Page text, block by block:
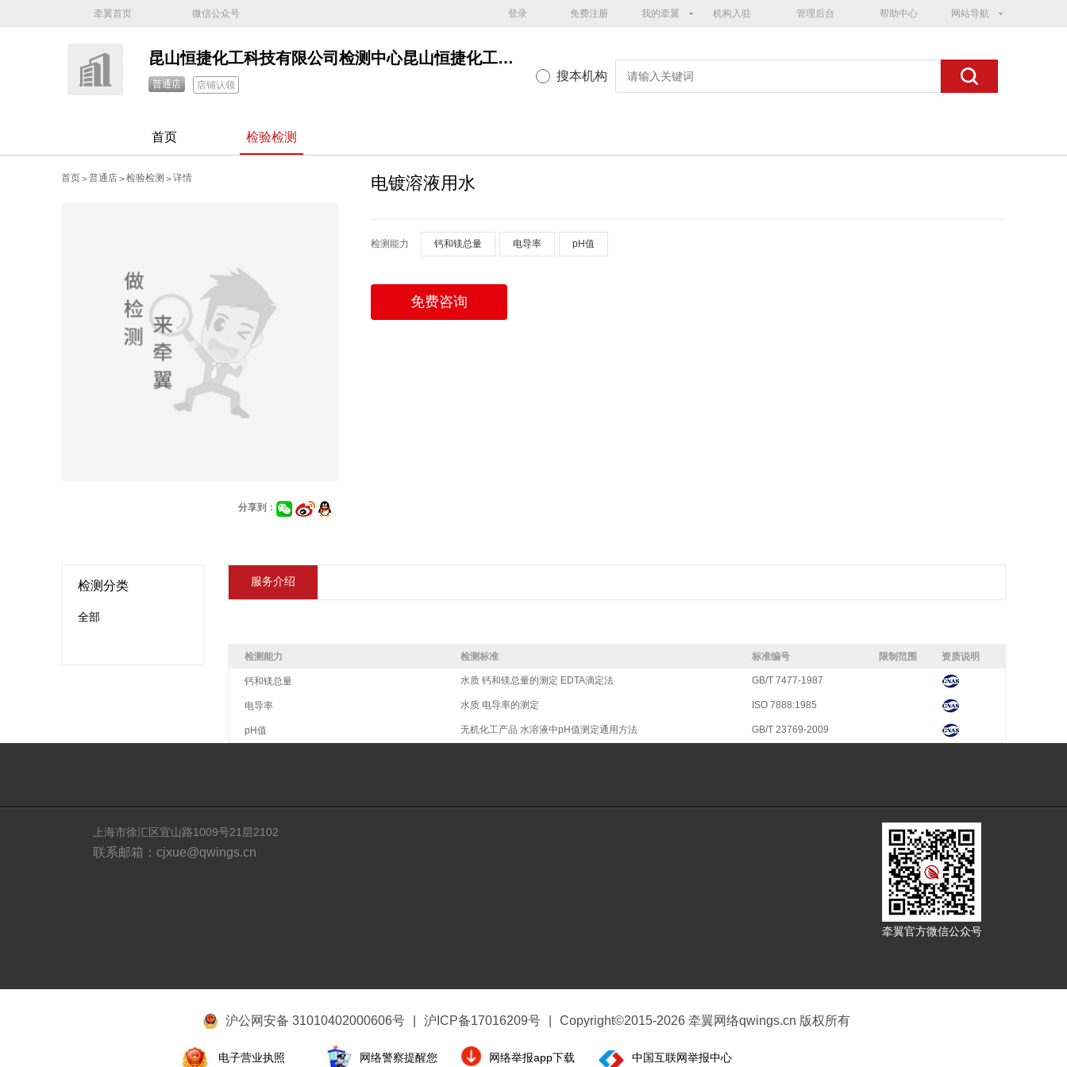
牵翼首页 微信公众号 登录 免费注册 我的牵翼 机构入驻 管理后台 帮助中心 网站导航
昆山恒捷化工科技有限公司检测中心昆山恒捷化工检测中心
普通店 店铺认领
搜本机构
首页 检验检测
首页>普通店>检验检测 >详情
分享到：
电镀溶液用水
检测能力 钙和镁总量 电导率 pH值
免费咨询
检测分类
全部
服务介绍
检测能力 检测标准 标准编号 限制范围 资质说明
钙和镁总量 水质 钙和镁总量的测定 EDTA滴定法 GB/T 7477-1987
电导率 水质 电导率的测定 ISO 7888:1985
pH值 无机化工产品 水溶液中pH值测定通用方法 GB/T 23769-2009
上海市徐汇区宜山路1009号21层2102
联系邮箱：cjxue@qwings.cn
牵翼官方微信公众号
沪公网安备 31010402000606号 沪ICP备17016209号 Copyright©2015-2026 牵翼网络qwings.cn 版权所有
电子营业执照 网络警察提醒您 网络举报app下载 中国互联网举报中心